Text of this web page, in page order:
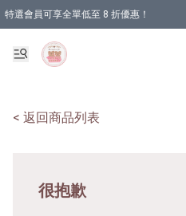
特選會員可享全單低至 8 折優惠！
< 返回商品列表
很抱歉